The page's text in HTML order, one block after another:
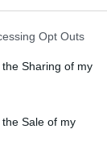
Opt Outs
Sharing of my
Sale of my